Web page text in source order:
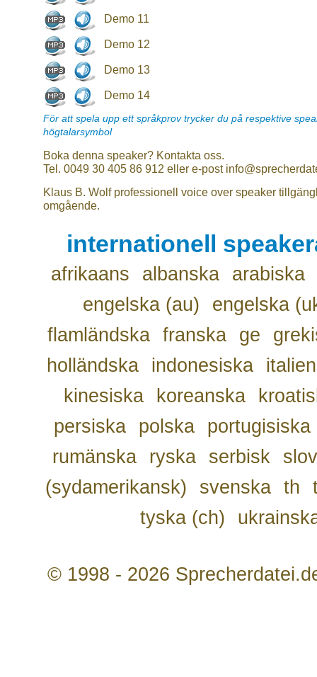
Demo 11
Demo 12
Demo 13
Demo 14
För att spela upp ett språkprov trycker du på respektive
högtalarsymbol
Boka denna speaker? Kontakta oss.
Tel. 0049 30 405 86 912 eller e-post
Klaus B. Wolf professionell voice over speaker
omgående.
internationell
afrikaans albanska
arabiska
engelska (au)
engelska
flamländska franska ge
holländska
indonesiska
kinesiska
koreanska
persiska
polska
portugisiska
rumänska
ryska serbisk
(sydamerikansk)
svenska th
tyska (ch)
© 1998 - 2026